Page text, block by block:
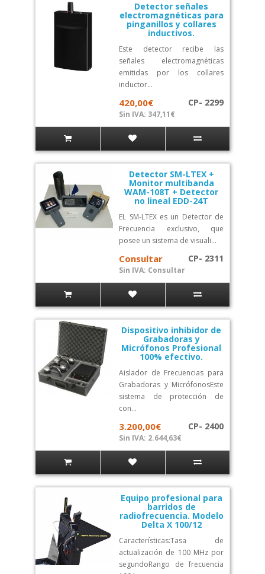
Detector señales
electromagnéticas para
pinganillos y collares
inductivos.
Este detector recibe las
señales electromagnéticas
emitidas por los collares
inductor...
420,00€ CP- 2299
Sin IVA: 347,11€
Detector SM-LTEX +
Monitor multibanda
WAM-108T + Detector
no lineal EDD-24T
EL SM-LTEX es un Detector de
Frecuencia exclusivo, que
posee un sistema de visuali...
Consultar CP- 2311
Sin IVA: Consultar
Dispositivo inhibidor de
Grabadoras y
Micrófonos Profesional
100% efectivo.
Aislador de Frecuencias para
Grabadoras y MicrófonosEste
sistema de protección de
con...
3.200,00€ CP- 2400
Sin IVA: 2.644,63€
Equipo profesional para
barridos de
radiofrecuencia. Modelo
Delta X 100/12
Características:Tasa de
actualización de 100 MHz por
segundoRango de frecuencia